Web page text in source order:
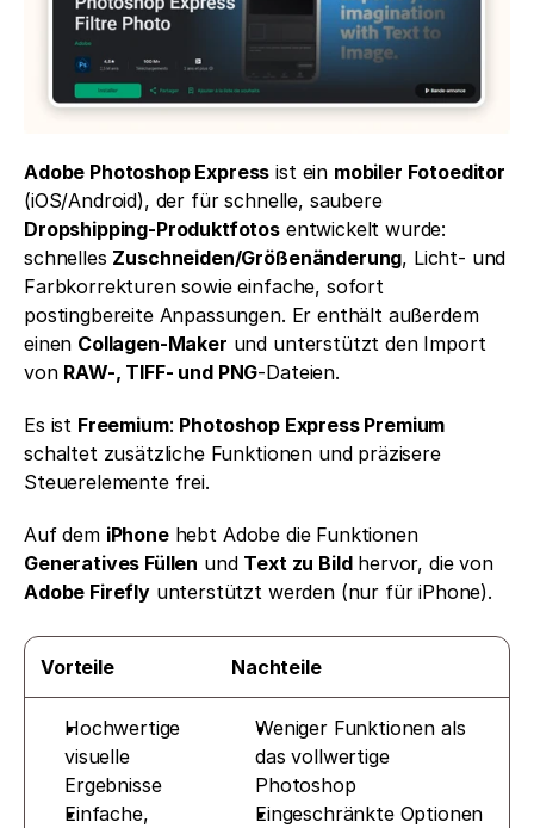
Adobe Photoshop Express ist ein mobiler Fotoeditor
(iOS/Android), der für schnelle, saubere
Dropshipping-Produktfotos entwickelt wurde:
schnelles Zuschneiden/Größenänderung, Licht- und
Farbkorrekturen sowie einfache, sofort
postingbereite Anpassungen. Er enthält außerdem
einen Collagen-Maker und unterstützt den Import
von RAW-, TIFF- und PNG-Dateien.
Es ist Freemium: Photoshop Express Premium
schaltet zusätzliche Funktionen und präzisere
Steuerelemente frei.
Auf dem iPhone
hebt Adobe die Funktionen
Generatives Füllen und Text zu Bild
hervor, die von
Adobe Firefly unterstützt werden (nur für iPhone).
Vorteile Nachteile
Hochwertige
visuelle
Ergebnisse
Einfache,
Weniger Funktionen als
das vollwertige
Photoshop
Eingeschränkte Optionen